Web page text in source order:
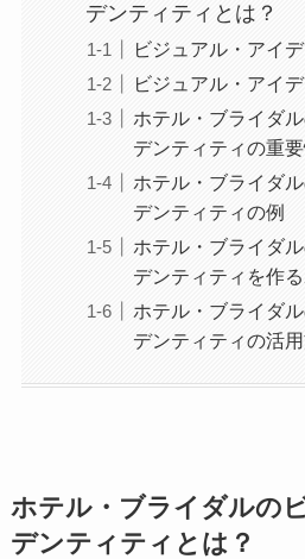
デンティティとは？
ビジュアル・アイ
ビジュアル・アイ
ホテル・ブライダ
デンティティの重
ホテル・ブライダ
デンティティの例
ホテル・ブライダ
デンティティを作
ホテル・ブライダ
デンティティの活
ホテル・ブライダルの
デンティティとは？